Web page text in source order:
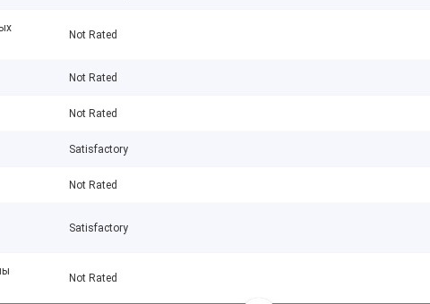
Not Rated
Not Rated
Not Rated
Satisfactory
Not Rated
Satisfactory
Not Rated